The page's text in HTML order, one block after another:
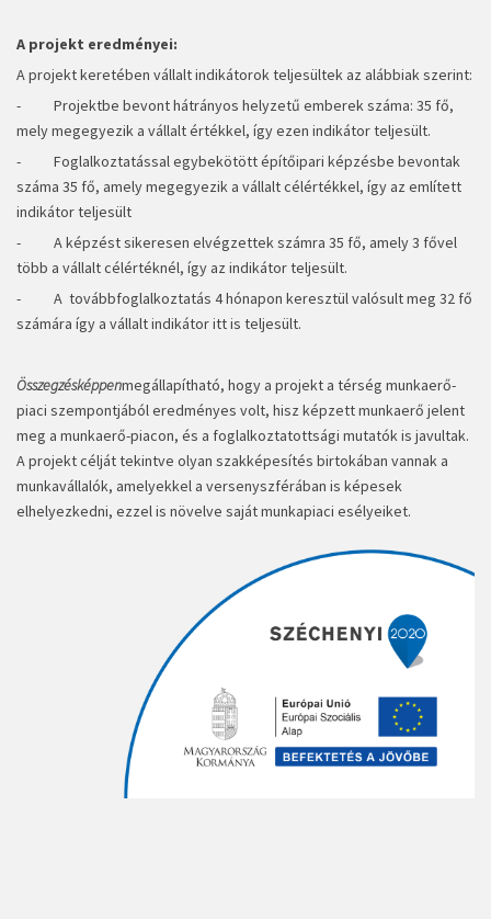
A projekt eredményei:
A projekt keretében vállalt indikátorok teljesültek az alábbiak szerint:
- Projektbe bevont hátrányos helyzetű emberek száma: 35 fő,
mely megegyezik a vállalt értékkel, így ezen indikátor teljesült.
- Foglalkoztatással egybekötött építőipari képzésbe bevontak
száma 35 fő, amely megegyezik a vállalt célértékkel, így az említett
indikátor teljesült
- A képzést sikeresen elvégzettek számra 35 fő, amely 3 fővel
több a vállalt célértéknél, így az indikátor teljesült.
- A továbbfoglalkoztatás 4 hónapon keresztül valósult meg 32 fő
számára így a vállalt indikátor itt is teljesült.
Összegzésképpenmegállapítható, hogy a projekt a térség munkaerő-
piaci szempontjából eredményes volt, hisz képzett munkaerő jelent
meg a munkaerő-piacon, és a foglalkoztatottsági mutatók is javultak.
A projekt célját tekintve olyan szakképesítés birtokában vannak a
munkavállalók, amelyekkel a versenyszférában is képesek
elhelyezkedni, ezzel is növelve saját munkapiaci esélyeiket.